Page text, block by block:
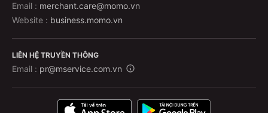
Email : merchant.care@momo.vn
Website : business.momo.vn
LIÊN HỆ TRUYỀN THÔNG
Email : pr@mservice.com.vn